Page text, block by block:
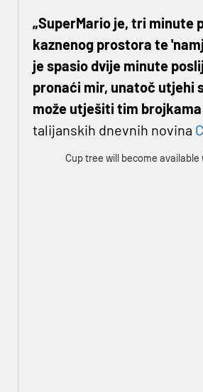
„SuperMario je, tri minute
kaznenog prostora te
je spasio dvije minute
pronaći mir, unatoč utjehi
može utješiti tim brojkama
talijanskih dnevnih novina